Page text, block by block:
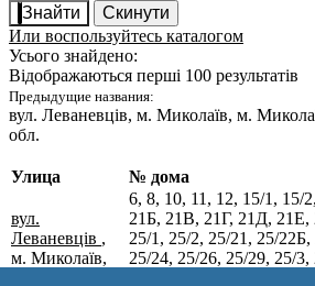
Знайти
Скинути
Или воспользуйтесь каталогом
Усього знайдено:
Відображаються перші 100 результатів
Предыдущие названия:
вул. Леваневців, м. Миколаїв, м.
обл.
Улица № дома
вул.
Леваневців ,
м. Миколаїв,
6, 8, 10, 11, 12, 15/1, 15/
21Б, 21В, 21Г, 21Д, 21Е,
25/1, 25/2, 25/21, 25/22Б,
25/24, 25/26, 25/29, 25/3,